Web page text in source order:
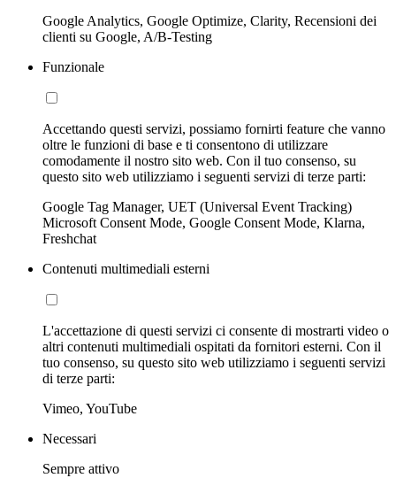
Google Analytics, Google Optimize, Clarity, Recensioni dei
clienti su Google, A/B-Testing
Funzionale
Accettando questi servizi, possiamo fornirti feature che vanno
oltre le funzioni di base e ti consentono di utilizzare
comodamente il nostro sito web. Con il tuo consenso, su
questo sito web utilizziamo i seguenti servizi di terze parti:
Google Tag Manager, UET (Universal Event Tracking)
Microsoft Consent Mode, Google Consent Mode, Klarna,
Freshchat
Contenuti multimediali esterni
L'accettazione di questi servizi ci consente di mostrarti video o
altri contenuti multimediali ospitati da fornitori esterni. Con il
tuo consenso, su questo sito web utilizziamo i seguenti servizi
di terze parti:
Vimeo, YouTube
Necessari
Sempre attivo